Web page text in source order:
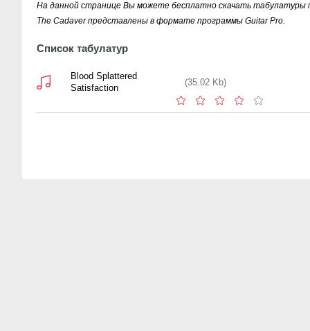
ИСПОЛНИТЕЛЯ "WAKING THE
На данной странице Вы можете бесплатно скачать табулатуры
The Cadaver представлены в формате программы Guitar Pro.
Список табулатур
Blood Splattered
Satisfaction
(35.02 Kb)